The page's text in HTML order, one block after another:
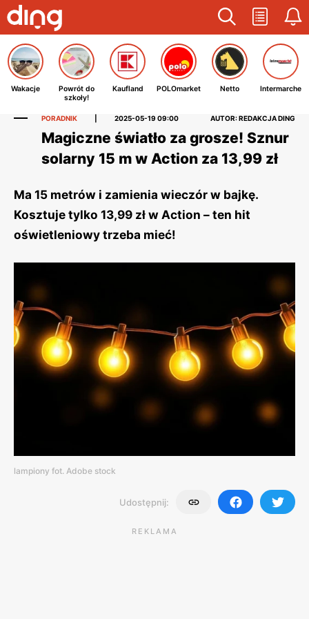
Wakacje
Powrót do
szkoły!
Kaufland POLOmarket Netto Intermarche
PORADNIK 2025-05-19 09:00 AUTOR: REDAKCJA DING
Magiczne światło za grosze! Sznur
solarny 15 m w Action za 13,99 zł
Ma 15 metrów i zamienia wieczór w bajkę.
Kosztuje tylko 13,99 zł w Action – ten hit
oświetleniowy trzeba mieć!
lampiony fot. Adobe stock
Udostępnij:
REKLAMA